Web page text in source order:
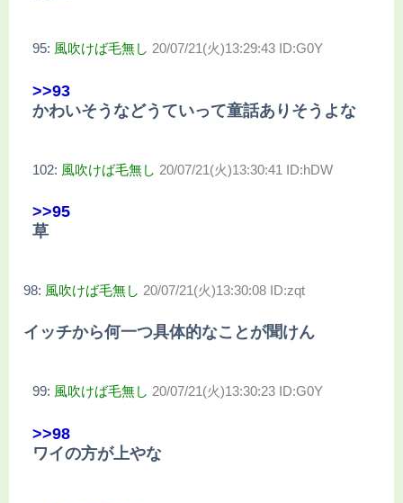
95: 風吹けば毛無し 20/07/21(火)13:29:43 ID:G0Y
>>93
かわいそうなどうていって童話ありそうよな
102: 風吹けば毛無し 20/07/21(火)13:30:41 ID:hDW
>>95
草
98: 風吹けば毛無し 20/07/21(火)13:30:08 ID:zqt
イッチから何一つ具体的なことが聞けん
99: 風吹けば毛無し 20/07/21(火)13:30:23 ID:G0Y
>>98
ワイの方が上やな